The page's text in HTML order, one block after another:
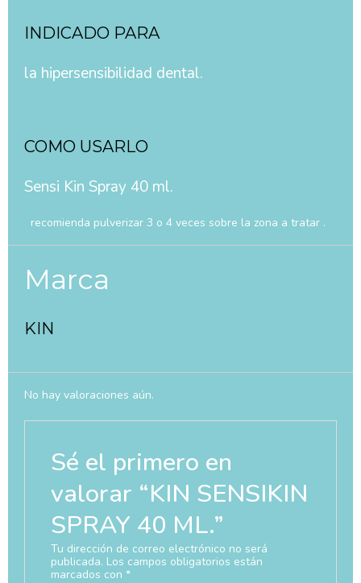
INDICADO PARA
la hipersensibilidad dental.
COMO USARLO
Sensi Kin Spray 40 ml.
recomienda pulverizar 3 o 4 veces sobre la zona a tratar .
Marca
KIN
No hay valoraciones aún.
Sé el primero en
valorar “KIN SENSIKIN
SPRAY 40 ML.”
Tu dirección de correo electrónico no será
publicada. Los campos obligatorios están
marcados con *